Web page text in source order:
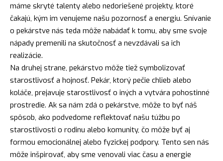
máme skryté talenty alebo nedoriešené projekty, ktoré
čakajú, kým im venujeme našu pozornosť a energiu. Snívanie
o pekárstve nás teda môže nabádať k tomu, aby sme svoje
nápady premenili na skutočnosť a nevzdávali sa ich
realizácie.
Na druhej strane, pekárstvo môže tiež symbolizovať
starostlivosť a hojnosť. Pekár, ktorý pečie chlieb alebo
koláče, prejavuje starostlivosť o iných a vytvára pohostinné
prostredie. Ak sa nám zdá o pekárstve, môže to byť náš
spôsob, ako podvedome reflektovať našu túžbu po
starostlivosti o rodinu alebo komunity, čo môže byť aj
formou emocionálnej alebo fyzickej podpory. Tento sen nás
môže inšpirovať, aby sme venovali viac času a energie